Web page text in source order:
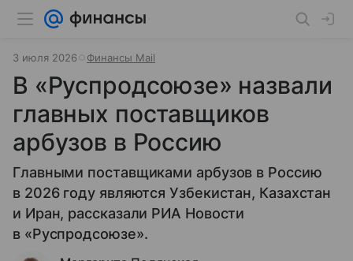
3 июля 2026 Финансы Mail
В «Руспродсоюзе» назвали
главных поставщиков
арбузов в Россию
Главными поставщиками арбузов в Россию
в 2026 году являются Узбекистан, Казахстан
и Иран, рассказали РИА Новости
в «Руспродсоюзе».